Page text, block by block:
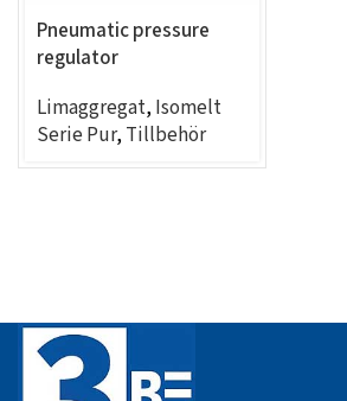
Pneumatic pressure
regulator
Limaggregat, Isomelt
Serie Pur, Tillbehör